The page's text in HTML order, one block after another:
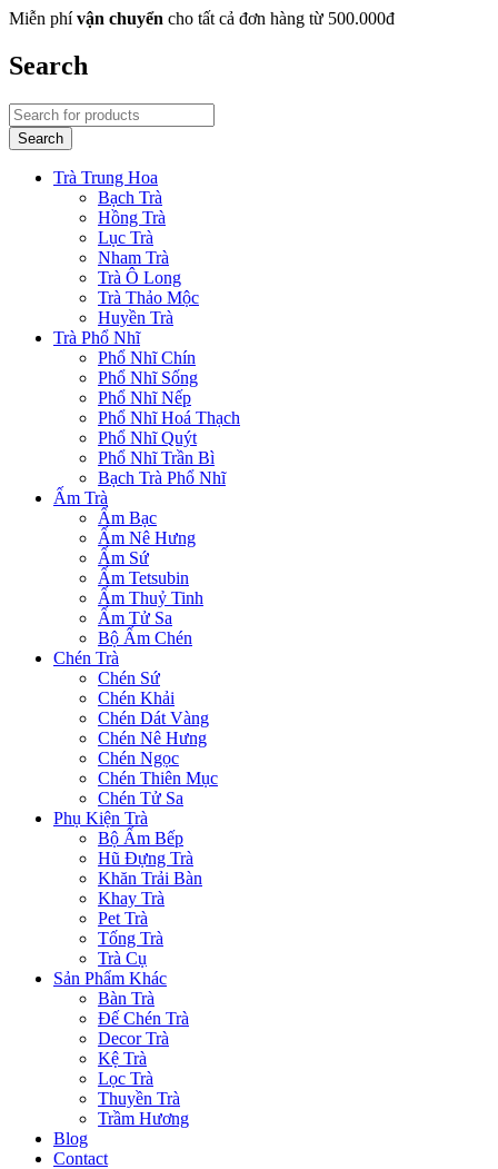
Miễn phívận chuyển cho tất cả đơn hàng từ 500.000đ
Search
Trà Trung Hoa
Bạch Trà
Hồng Trà
Lục Trà
Nham Trà
Trà Ô Long
Trà Thảo Mộc
Huyền Trà
Trà Phổ Nhĩ
Phổ Nhĩ Chín
Phổ Nhĩ Sống
Phổ Nhĩ Nếp
Phổ Nhĩ Hoá Thạch
Phổ Nhĩ Quýt
Phổ Nhĩ Trần Bì
Bạch Trà Phổ Nhĩ
Ấm Trà
Ấm Bạc
Ấm Nê Hưng
Ấm Sứ
Ấm Tetsubin
Ấm Thuỷ Tinh
Ấm Tử Sa
Bộ Ấm Chén
Chén Trà
Chén Sứ
Chén Khải
Chén Dát Vàng
Chén Nê Hưng
Chén Ngọc
Chén Thiên Mục
Chén Tử Sa
Phụ Kiện Trà
Bộ Ấm Bếp
Hũ Đựng Trà
Khăn Trải Bàn
Khay Trà
Pet Trà
Tống Trà
Trà Cụ
Sản Phẩm Khác
Bàn Trà
Đế Chén Trà
Decor Trà
Kệ Trà
Lọc Trà
Thuyền Trà
Trầm Hương
Blog
Contact